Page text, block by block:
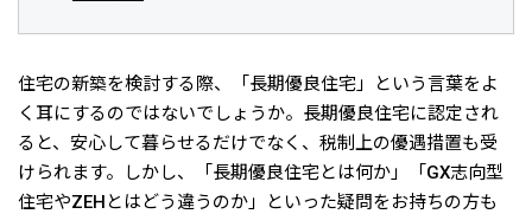
住宅の新築を検討する際、「長期優良住宅」という言葉をよ
く耳にするのではないでしょうか。長期優良住宅に認定され
ると、安心して暮らせるだけでなく、税制上の優遇措置も受
けられます。しかし、「長期優良住宅とは何か」「GX志向型
住宅やZEHとはどう違うのか」といった疑問をお持ちの方も